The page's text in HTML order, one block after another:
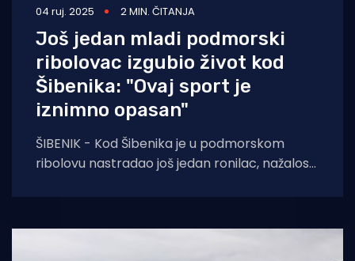
04 ruj. 2025 2 MIN. ČITANJA
Još jedan mladi podmorski
ribolovac izgubio život kod
Šibenika: "Ovaj sport je
iznimno opasan"
ŠIBENIK - Kod Šibenika je u podmorskom
ribolovu nastradao još jedan ronilac, nažalost